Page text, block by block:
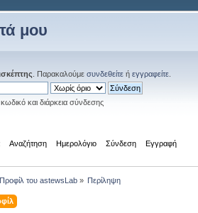
μου
. Παρακαλούμε συνδεθείτε ή εγγραφείτε
και διάρκεια σύνδεσης
Αναζήτηση Ημερολόγιο Σύνδεση Εγγραφή
Προφίλ του astewsLab» Περίληψη